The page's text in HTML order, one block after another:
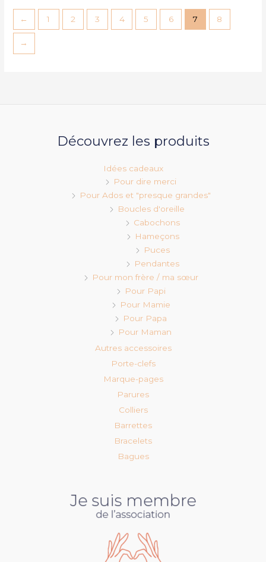
← 1 2 3 4 5 6 7 8
→
Découvrez les produits
Idées cadeaux
Pour dire merci
Pour Ados et "presque grandes"
Boucles d'oreille
Cabochons
Hameçons
Puces
Pendantes
Pour mon frère / ma sœur
Pour Papi
Pour Mamie
Pour Papa
Pour Maman
Autres accessoires
Porte-clefs
Marque-pages
Parures
Colliers
Barrettes
Bracelets
Bagues